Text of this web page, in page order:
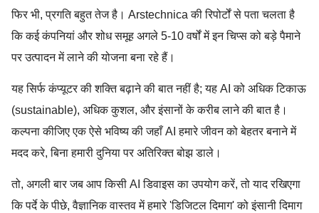
फिर भी, प्रगति बहुत तेज है। Arstechnica की रिपोर्टों से पता चलता है
कि कई कंपनियां और शोध समूह अगले 5-10 वर्षों में इन चिप्स को बड़े पैमाने
पर उत्पादन में लाने की योजना बना रहे हैं।
यह सिर्फ कंप्यूटर की शक्ति बढ़ाने की बात नहीं है; यह AI को अधिक टिकाऊ
(sustainable), अधिक कुशल, और इंसानों के करीब लाने की बात है।
कल्पना कीजिए एक ऐसे भविष्य की जहाँ AI हमारे जीवन को बेहतर बनाने में
मदद करे, बिना हमारी दुनिया पर अतिरिक्त बोझ डाले।
तो, अगली बार जब आप किसी AI डिवाइस का उपयोग करें, तो याद रखिएगा
कि पर्दे के पीछे, वैज्ञानिक वास्तव में हमारे 'डिजिटल दिमाग' को इंसानी दिमाग